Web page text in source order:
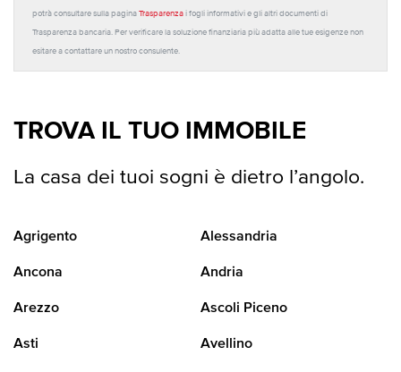
potrà consultare sulla pagina Trasparenza i fogli informativi e gli altri documenti di
Trasparenza bancaria. Per verificare la soluzione finanziaria più adatta alle tue esigenze non
esitare a contattare un nostro consulente.
TROVA IL TUO IMMOBILE
La casa dei tuoi sogni è dietro l’angolo.
Agrigento Alessandria
Ancona Andria
Arezzo Ascoli Piceno
Asti Avellino